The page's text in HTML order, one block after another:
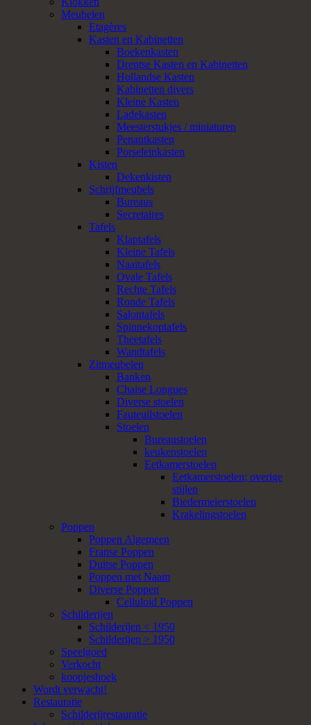
Meubelen
Etagères
Kasten en Kabinetten
Boekenkasten
Drentse Kasten en Kabinetten
Hollandse Kasten
Kabinetten divers
Kleine Kasten
Ladekasten
Meesterstukjes / miniaturen
Penantkasten
Porseleinkasten
Kisten
Dekenkisten
Schrijfmeubels
Bureaus
Secretaires
Tafels
Klaptafels
Kleine Tafels
Naaitafels
Ovale Tafels
Rechte Tafels
Ronde Tafels
Salontafels
Spinnekoptafels
Theetafels
Wandtafels
Zitmeubelen
Banken
Chaise Longues
Diverse stoelen
Fauteuilstoelen
Stoelen
Bureaustoelen
keukenstoelen
Eetkamerstoelen
Eetkamerstoelen; overige
stijlen
Biedermeierstoelen
Krakelingstoelen
Poppen
Poppen Algemeen
Franse Poppen
Duitse Poppen
Poppen met Naam
Diverse Poppen
Celluloid Poppen
Schilderijen
Schilderijen < 1950
Schilderijen > 1950
Speelgoed
Verkocht
koopjeshoek
Wordt verwacht!
Restauratie
Schilderijrestauratie